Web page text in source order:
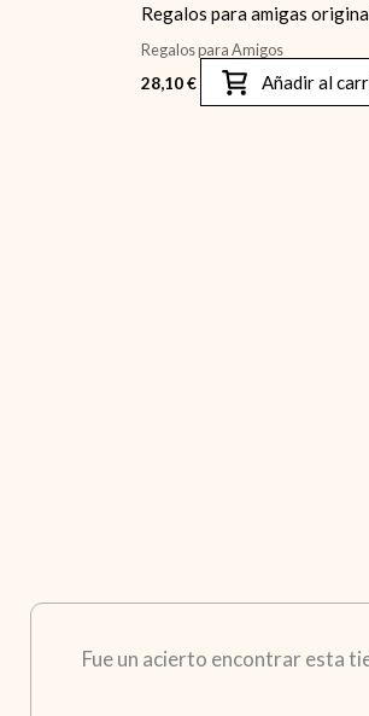
Regalos para amigas
Regalos para Amigos
28,10€ Añadir al
Fue un acierto encontrar esta